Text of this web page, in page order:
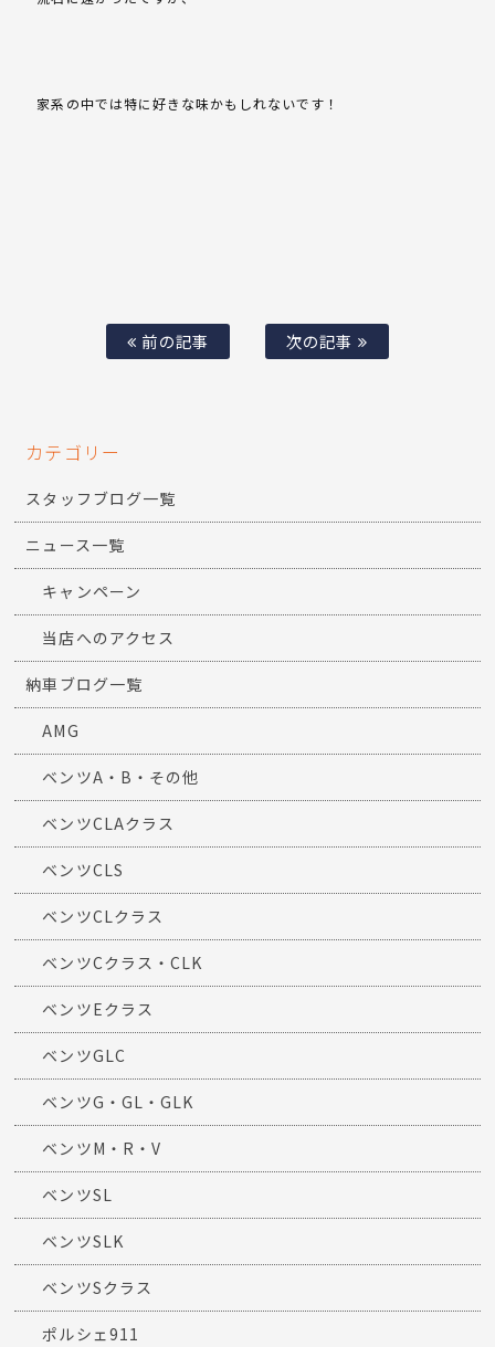
家系の中では特に好きな味かもしれないです！
前の記事 次の記事
カテゴリー
スタッフブログ一覧
ニュース一覧
キャンペーン
当店へのアクセス
納車ブログ一覧
AMG
ベンツA・B・その他
ベンツCLAクラス
ベンツCLS
ベンツCLクラス
ベンツCクラス・CLK
ベンツEクラス
ベンツGLC
ベンツG・GL・GLK
ベンツM・R・V
ベンツSL
ベンツSLK
ベンツSクラス
ポルシェ911